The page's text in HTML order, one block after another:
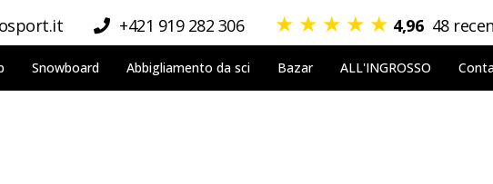
+421 919 282 306 ★ ★ ★ ★ ★ 4,96 48
Snowboard Abbigliamento da sci Bazar ALL'INGROSSO